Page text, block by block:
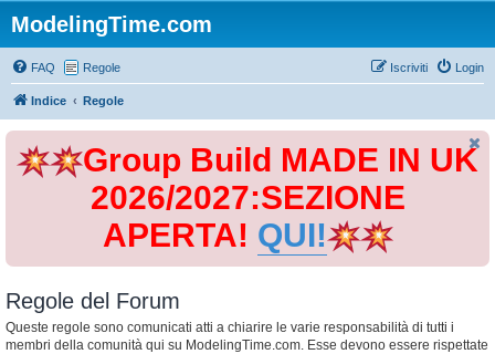
ModelingTime.com
FAQ Regole Login
Iscriviti
Indice Regole
Group Build MADE IN UK
2026/2027:SEZIONE
APERTA! QUI!
Regole del Forum
Queste regole sono comunicati atti a chiarire le varie responsabilità di tutti i
membri della comunità qui su ModelingTime.com. Esse devono essere rispettate